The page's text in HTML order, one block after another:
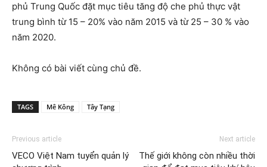
phủ Trung Quốc đặt mục tiêu tăng độ che phủ thực vật
trung bình từ 15 – 20% vào năm 2015 và từ 25 – 30 % vào
năm 2020.
Không có bài viết cùng chủ đề.
TAGS Mê Kông Tây Tạng
Previous article
VECO Việt Nam tuyển quản lý
Next article
Thế giới không còn nhiều thời